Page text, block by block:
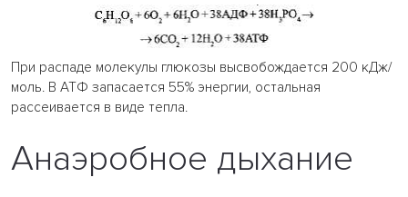
При распаде молекулы глюкозы высвобождается 200 кДж/
моль. В АТФ запасается 55% энергии, остальная
рассеивается в виде тепла.
Анаэробное дыхание